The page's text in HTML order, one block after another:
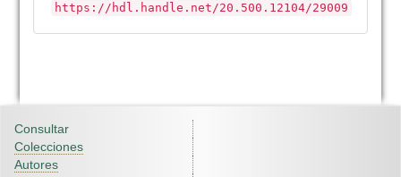
https://hdl.handle.net/20.500.12104/29009
Consultar
Colecciones
Autores